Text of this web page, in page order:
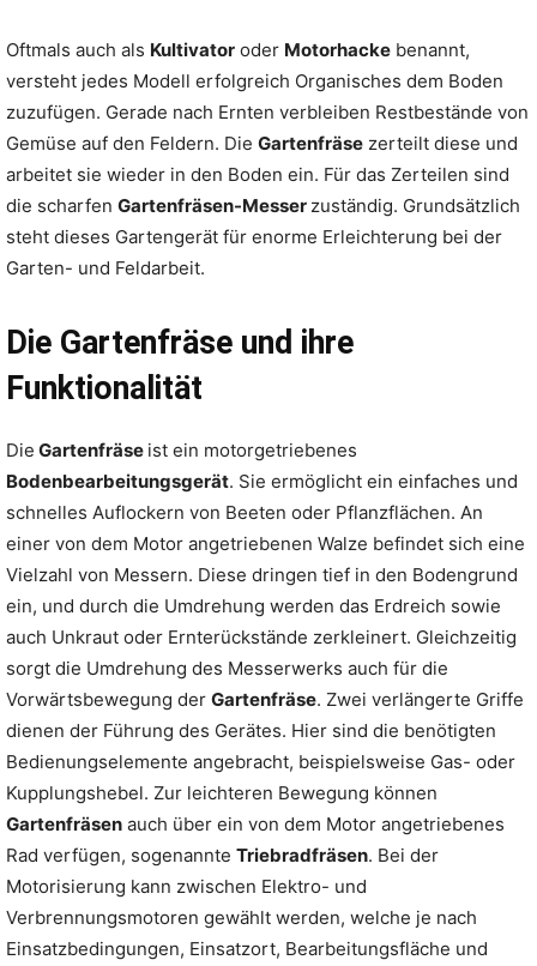
Oftmals auch als Kultivator oder Motorhacke benannt,
versteht jedes Modell erfolgreich Organisches dem Boden
zuzufügen. Gerade nach Ernten verbleiben Restbestände von
Gemüse auf den Feldern. Die Gartenfräse zerteilt diese und
arbeitet sie wieder in den Boden ein. Für das Zerteilen sind
die scharfen Gartenfräsen-Messer zuständig. Grundsätzlich
steht dieses Gartengerät für enorme Erleichterung bei der
Garten- und Feldarbeit.
Die Gartenfräse und ihre
Funktionalität
Die Gartenfräse ist ein motorgetriebenes
Bodenbearbeitungsgerät. Sie ermöglicht ein einfaches und
schnelles Auflockern von Beeten oder Pflanzflächen. An
einer von dem Motor angetriebenen Walze befindet sich eine
Vielzahl von Messern. Diese dringen tief in den Bodengrund
ein, und durch die Umdrehung werden das Erdreich sowie
auch Unkraut oder Ernterückstände zerkleinert. Gleichzeitig
sorgt die Umdrehung des Messerwerks auch für die
Vorwärtsbewegung der Gartenfräse. Zwei verlängerte Griffe
dienen der Führung des Gerätes. Hier sind die benötigten
Bedienungselemente angebracht, beispielsweise Gas- oder
Kupplungshebel. Zur leichteren Bewegung können
Gartenfräsen auch über ein von dem Motor angetriebenes
Rad verfügen, sogenannte Triebradfräsen. Bei der
Motorisierung kann zwischen Elektro- und
Verbrennungsmotoren gewählt werden, welche je nach
Einsatzbedingungen, Einsatzort, Bearbeitungsfläche und